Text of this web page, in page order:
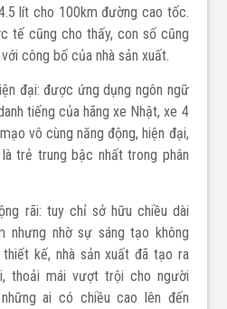
lít cho 100km đường cao tốc.
tế cũng cho thấy, con số cũng
công bố của nhà sản xuất.
đại: được ứng dụng ngôn ngữ
tiếng của hãng xe Nhật, xe 4
vô cùng năng động, hiện đại,
trẻ trung bậc nhất trong phân
rãi: tuy chỉ sở hữu chiều dài
nhưng nhờ sự sáng tạo không
kế, nhà sản xuất đã tạo ra
thoải mái vượt trội cho người
ai có chiều cao lên đến